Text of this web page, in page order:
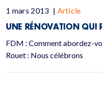
1 mars 2013 | Article
UNE RÉNOVATION QUI
FDM : Comment abordez-
Rouet : Nous célébrons